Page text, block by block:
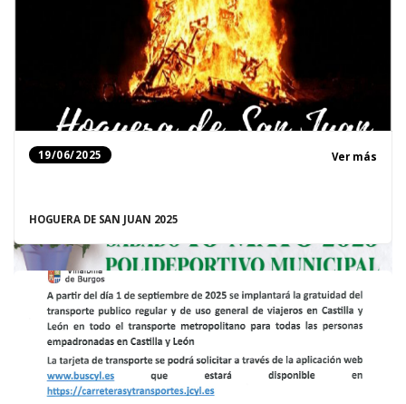
19/06/2025 Ver más
HOGUERA DE SAN JUAN 2025